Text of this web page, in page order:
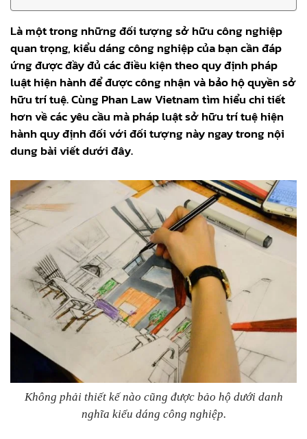
Là một trong những đối tượng sở hữu công nghiệp
quan trọng, kiểu dáng công nghiệp của bạn cần đáp
ứng được đầy đủ các điều kiện theo quy định pháp
luật hiện hành để được công nhận và bảo hộ quyền sở
hữu trí tuệ. Cùng Phan Law Vietnam tìm hiểu chi tiết
hơn về các yêu cầu mà pháp luật sở hữu trí tuệ hiện
hành quy định đối với đối tượng này ngay trong nội
dung bài viết dưới đây.
Không phải thiết kế nào cũng được bảo hộ dưới danh
nghĩa kiểu dáng công nghiệp.